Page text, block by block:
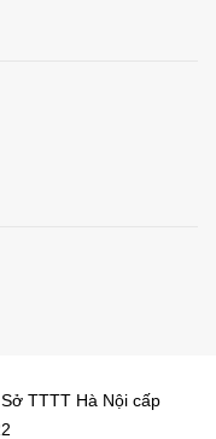
TTTT Hà Nội cấp